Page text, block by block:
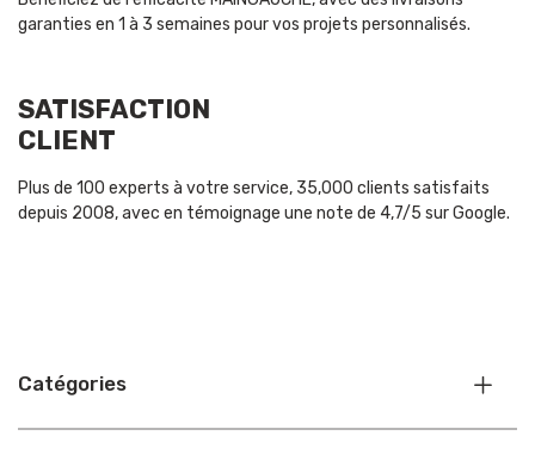
garanties en 1 à 3 semaines pour vos projets personnalisés.
SATISFACTION
CLIENT
Plus de 100 experts à votre service, 35,000 clients satisfaits
depuis 2008, avec en témoignage une note de 4,7/5 sur Google.
Catégories